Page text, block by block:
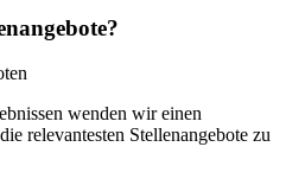
wenden wir einen
relevantesten Stellenangebote zu